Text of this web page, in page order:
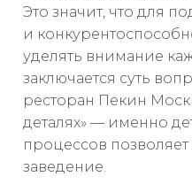
Это значит, что для
и
уделять внимание
заключается суть
ресторан Пекин
деталях» — именно
процессов
заведение.